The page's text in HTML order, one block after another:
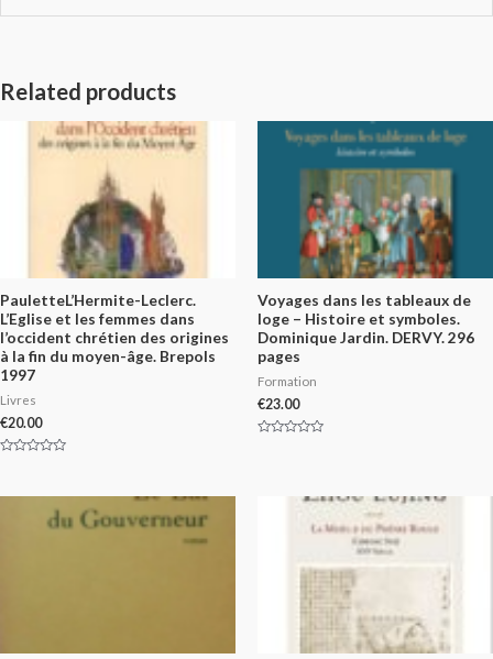
Related products
PauletteL’Hermite-Leclerc.
L’Eglise et les femmes dans
l’occident chrétien des origines
à la fin du moyen-âge. Brepols
1997
Livres
€20.00
of
Voyages dans les tableaux de
loge – Histoire et symboles.
Dominique Jardin. DERVY. 296
pages
Formation
€23.00